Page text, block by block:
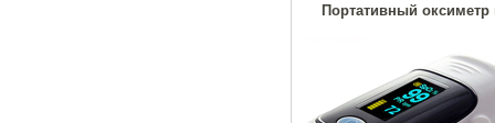
Портативный оксиметр